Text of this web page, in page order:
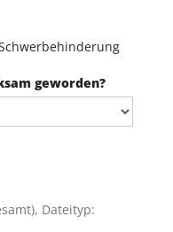
geworden?
Dateityp: